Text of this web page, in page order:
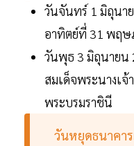
วันจันทร์ 1 มิถุนา
อาทิตย์ที่ 31 พฤษ
วันพุธ 3 มิถุนายน
สมเด็จพระนางเ
พระบรมราชินี
วันหยุดธนาคา